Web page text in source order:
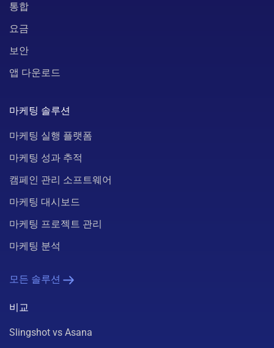
통합
요금
보안
앱 다운로드
마케팅 솔루션
마케팅 실행 플랫폼
마케팅 성과 추적
캠페인 관리 소프트웨어
마케팅 대시보드
마케팅 프로젝트 관리
마케팅 분석
모든 솔루션
비교
Slingshot vs Asana